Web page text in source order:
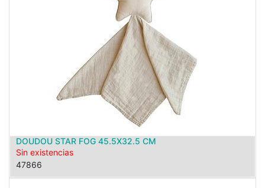
DOUDOU STAR FOG 45.5X32.5 CM
Sin existencias
47866